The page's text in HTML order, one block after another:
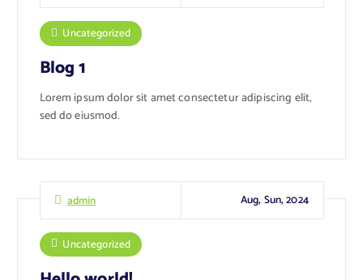
Uncategorized
Blog 1
Lorem ipsum dolor sit amet consectetur adipiscing elit,
sed do eiusmod.
admin Aug, Sun, 2024
Uncategorized